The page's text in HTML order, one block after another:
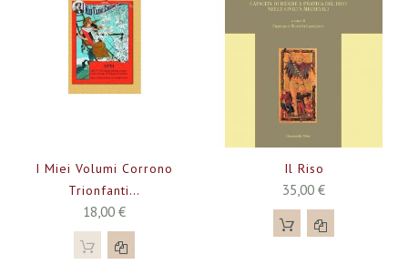
I Miei Volumi Corrono
Trionfanti…
18,00 €
Il Riso
35,00 €